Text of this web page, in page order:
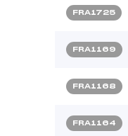
FRA1725
FRA1169
FRA1168
FRA1164